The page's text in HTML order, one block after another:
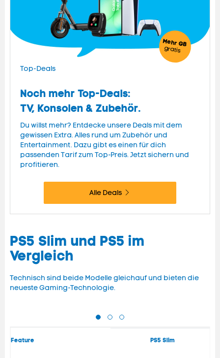
Noch mehr Top-Deals:
TV, Konsolen & Zubehör.
Du willst mehr? Entdecke unsere Deals mit dem
gewissen Extra. Alles rund um Zubehör und
Entertainment. Dazu gibt es einen für dich
passenden Tarif zum Top-Preis. Jetzt sichern und
profitieren.
Alle Deals
Top-Deals
Mehr GB
gratis
PS5 Slim und PS5 im
Vergleich
Technisch sind beide Modelle gleichauf und bieten die
neueste Gaming-Technologie.
Feature PS5 Slim